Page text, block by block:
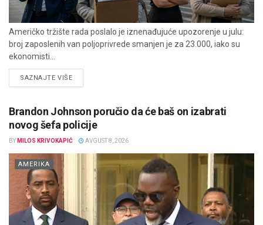
Američko tržište rada poslalo je iznenađujuće upozorenje u julu:
broj zaposlenih van poljoprivrede smanjen je za 23.000, iako su
ekonomisti...
SAZNAJTE VIŠEDETAILS
Brandon Johnson poručio da će baš on izabrati
novog šefa policije
BY MILOS KRIVOKAPIĆ AVGUST 8, 2026
AMERIKA